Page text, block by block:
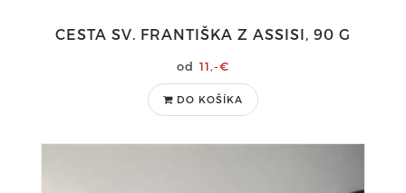
CESTA SV. FRANTIŠKA Z ASSISI, 90 G
11,-€
DO KOŠÍKA